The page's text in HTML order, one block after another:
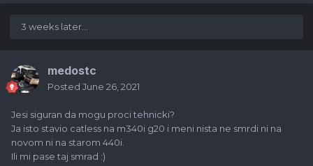
3 weeks later...
medostc
Posted June 26, 2021
Jesi siguran da mogu proci tehnicki?
Ja isto stavio catless na m340i g20 i meni nista ne smrdi ni na
novom ni na starom 440i.
Ili mi pase taj smrad :)